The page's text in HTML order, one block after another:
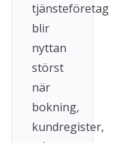
tjänsteföretag
blir
nyttan
störst
när
bokning,
kundregister,